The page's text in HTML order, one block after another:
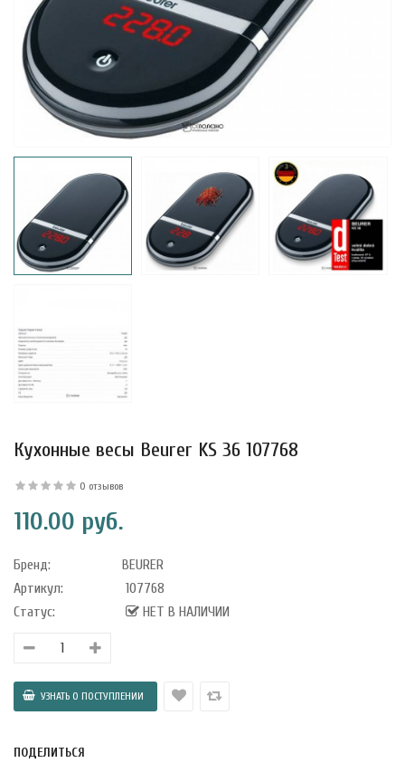
с
в
75 мл
DE PEPINS DE
с лимоном и
Кухонные весы Beurer KS 36 107768
0 отзывов
110.00 руб.
Бренд:
BEURER
Артикул:
107768
Статус:
НЕТ В НАЛИЧИИ
ПОДЕЛИТЬСЯ